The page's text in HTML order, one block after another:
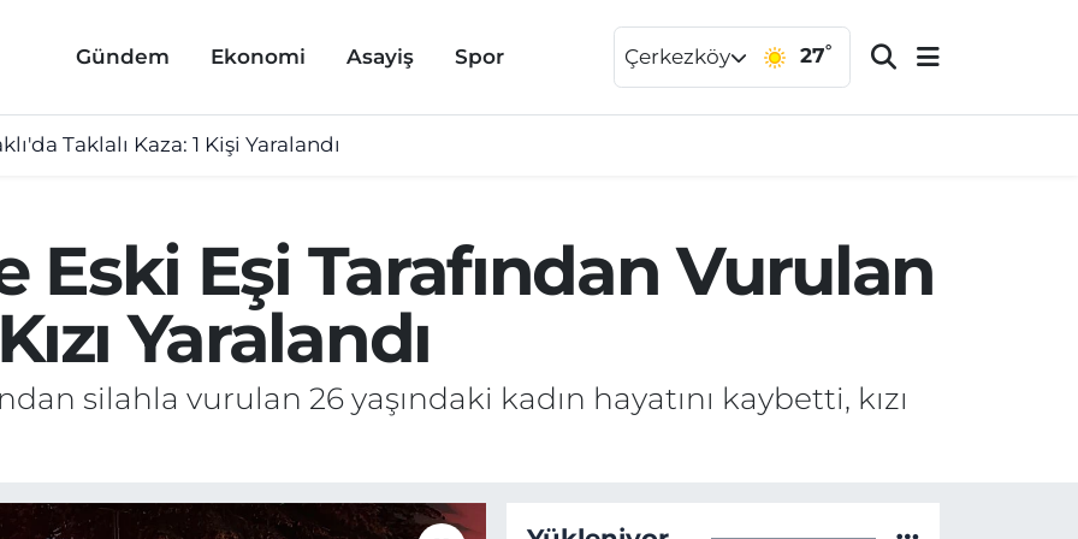
Gündem Ekonomi Asayiş Spor Çerkezköy 27°
Taklalı Kaza: 1 Kişi Yaralandı
Eski Eşi Tarafından Vurulan
Yaralandı
silahla vurulan 26 yaşındaki kadın hayatını kaybetti, kızı